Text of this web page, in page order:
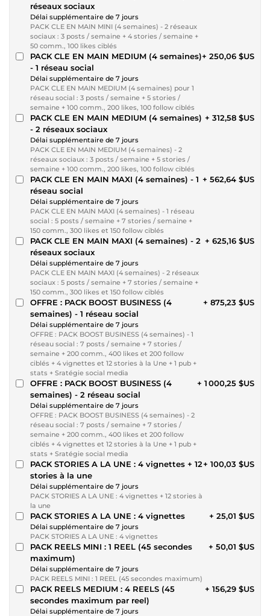
réseaux sociaux
Délai supplémentaire de 7 jours
PACK CLE EN MAIN MINI (4 semaines) - 2 réseaux
sociaux : 3 posts / semaine + 4 stories / semaine +
50 comm., 100 likes ciblés
PACK CLE EN MAIN MEDIUM (4 semaines)
- 1 réseau social
Délai supplémentaire de 7 jours
PACK CLE EN MAIN MEDIUM (4 semaines) pour 1
réseau social : 3 posts / semaine + 5 stories /
semaine + 100 comm., 200 likes, 100 follow ciblés
+ 250,06 $US
PACK CLE EN MAIN MEDIUM (4 semaines)
- 2 réseaux sociaux
Délai supplémentaire de 7 jours
PACK CLE EN MAIN MEDIUM (4 semaines) - 2
réseaux sociaux : 3 posts / semaine + 5 stories /
semaine + 100 comm., 200 likes, 100 follow ciblés
+ 312,58 $US
PACK CLE EN MAIN MAXI (4 semaines) - 1
réseau social
Délai supplémentaire de 7 jours
PACK CLE EN MAIN MAXI (4 semaines) - 1 réseau
social : 5 posts / semaine + 7 stories / semaine +
150 comm., 300 likes et 150 follow ciblés
+ 562,64 $US
PACK CLE EN MAIN MAXI (4 semaines) - 2
réseaux sociaux
Délai supplémentaire de 7 jours
PACK CLE EN MAIN MAXI (4 semaines) - 2 réseaux
sociaux : 5 posts / semaine + 7 stories / semaine +
150 comm., 300 likes et 150 follow ciblés
+ 625,16 $US
OFFRE : PACK BOOST BUSINESS (4
semaines) - 1 réseau social
Délai supplémentaire de 7 jours
OFFRE : PACK BOOST BUSINESS (4 semaines) - 1
réseau social : 7 posts / semaine + 7 stories /
semaine + 200 comm., 400 likes et 200 follow
ciblés + 4 vignettes et 12 stories à la Une + 1 pub +
stats + Sratégie social media
+ 875,23 $US
OFFRE : PACK BOOST BUSINESS (4
semaines) - 2 réseau social
Délai supplémentaire de 7 jours
OFFRE : PACK BOOST BUSINESS (4 semaines) - 2
réseau social : 7 posts / semaine + 7 stories /
semaine + 200 comm., 400 likes et 200 follow
ciblés + 4 vignettes et 12 stories à la Une + 1 pub +
stats + Sratégie social media
+ 1 000,25 $US
PACK STORIES A LA UNE : 4 vignettes + 12
stories à la une
Délai supplémentaire de 7 jours
PACK STORIES A LA UNE : 4 vignettes + 12 stories à
la une
+ 100,03 $US
PACK STORIES A LA UNE : 4 vignettes
Délai supplémentaire de 7 jours
PACK STORIES A LA UNE : 4 vignettes
+ 25,01 $US
PACK REELS MINI : 1 REEL (45 secondes
maximum)
Délai supplémentaire de 7 jours
PACK REELS MINI : 1 REEL (45 secondes maximum)
+ 50,01 $US
PACK REELS MEDIUM : 4 REELS (45
secondes maximum par reel)
Délai supplémentaire de 7 jours
+ 156,29 $US